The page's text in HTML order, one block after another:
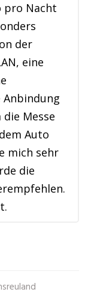
pro Nacht
der
eine
Anbindung
Messe
Auto
mich sehr
die